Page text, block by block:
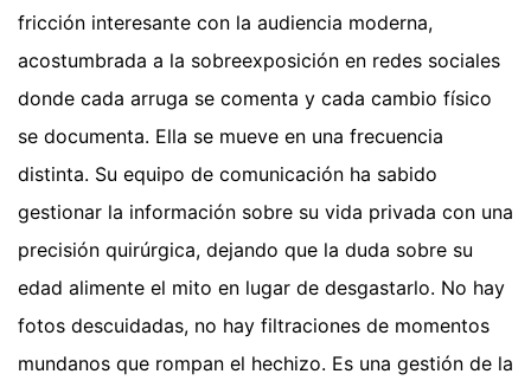
fricción interesante con la audiencia moderna,
acostumbrada a la sobreexposición en redes sociales
donde cada arruga se comenta y cada cambio físico
se documenta. Ella se mueve en una frecuencia
distinta. Su equipo de comunicación ha sabido
gestionar la información sobre su vida privada con una
precisión quirúrgica, dejando que la duda sobre su
edad alimente el mito en lugar de desgastarlo. No hay
fotos descuidadas, no hay filtraciones de momentos
mundanos que rompan el hechizo. Es una gestión de la